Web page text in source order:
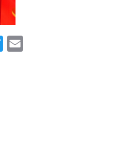
Twitter